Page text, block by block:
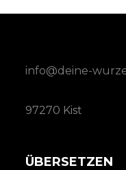
info@deine-
97270 Kist
ÜBERSETZEN